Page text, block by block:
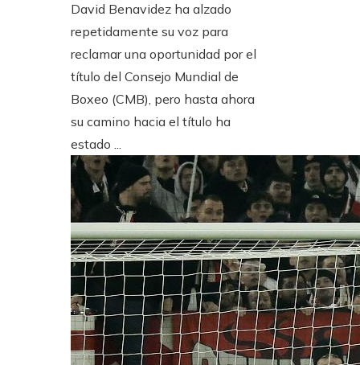
David Benavidez ha alzado
repetidamente su voz para
reclamar una oportunidad por el
título del Consejo Mundial de
Boxeo (CMB), pero hasta ahora
su camino hacia el título ha
estado ...